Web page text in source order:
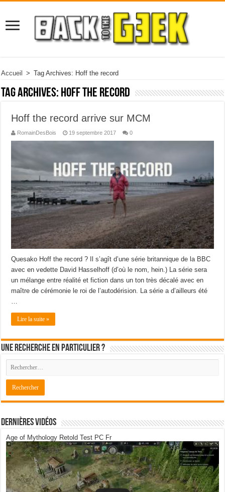
Accueil > Tag Archives: Hoff the record
Tag Archives: Hoff the record
Hoff the record arrive sur MCM
RomainDesBois 19 septembre 2017 0
Quesako Hoff the record ? Il s’agît d’une série britannique de la BBC
avec en vedette David Hasselhoff (d’où le nom, hein.) La série sera
un mélange entre réalité et fiction dans un ton très décalé avec en
maître de cérémonie le roi de l’autodérision. La série a d’ailleurs été
Lire la suite »
Une recherche en particulier ?
Dernières Vidéos
Age of Mythology Retold Test PC Fr